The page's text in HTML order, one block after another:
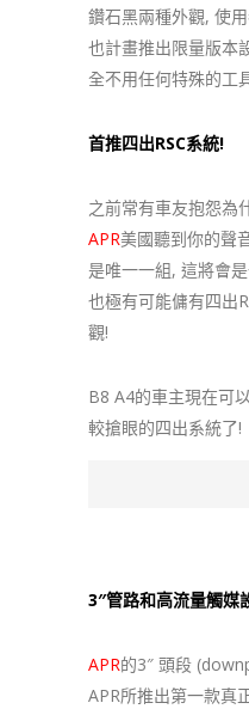
鑽石黑兩種外觀, 使
也計畫推出限量版本
全不用任何特殊的工
首推四出RSC系統!
之前常有車友抱怨為
APR美國聽到你的聲
是唯一一組, 這將會
也極有可能傭有四出
觀!
B8 A4的車主現在可
較搶眼的四出系統了!
3″管路和高流量觸媒
APR的3″ 頭段
APR所推出第一款真